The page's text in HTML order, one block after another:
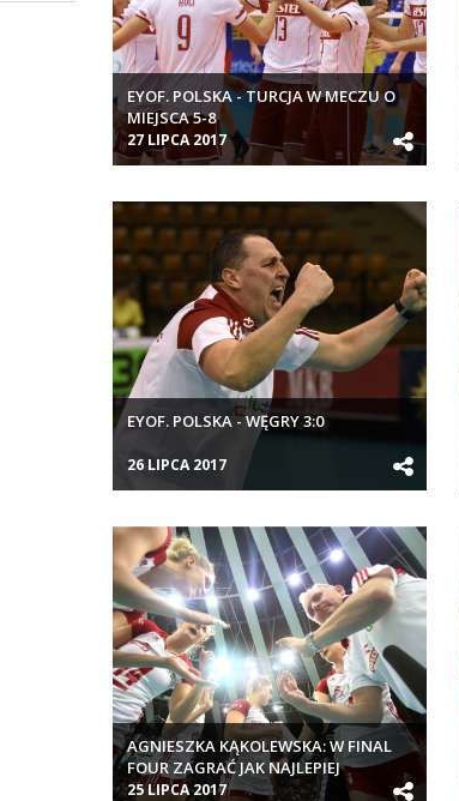
EYOF. POLSKA - TURCJA W MECZU O
MIEJSCA 5-8
27 LIPCA 2017
EYOF. POLSKA - WĘGRY 3:0
26 LIPCA 2017
AGNIESZKA KĄKOLEWSKA: W FINAL
FOUR ZAGRAĆ JAK NAJLEPIEJ
25 LIPCA 2017